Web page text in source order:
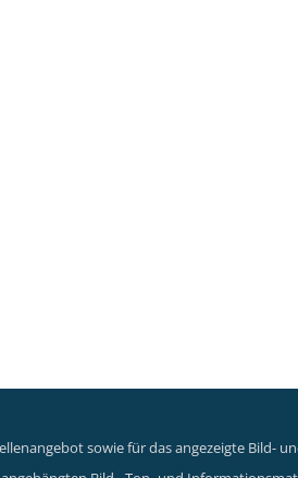
sowie für das angezeigte Bild-